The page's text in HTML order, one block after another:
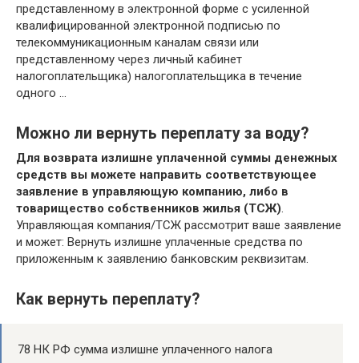
представленному в электронной форме с усиленной
квалифицированной электронной подписью по
телекоммуникационным каналам связи или
представленному через личный кабинет
налогоплательщика) налогоплательщика в течение
одного …
Можно ли вернуть переплату за воду?
Для возврата излишне уплаченной суммы денежных
средств вы можете направить соответствующее
заявление в управляющую компанию, либо в
товарищество собственников жилья (ТСЖ).
Управляющая компания/ТСЖ рассмотрит ваше заявление
и может: Вернуть излишне уплаченные средства по
приложенным к заявлению банковским реквизитам.
Как вернуть переплату?
78 НК РФ сумма излишне уплаченного налога